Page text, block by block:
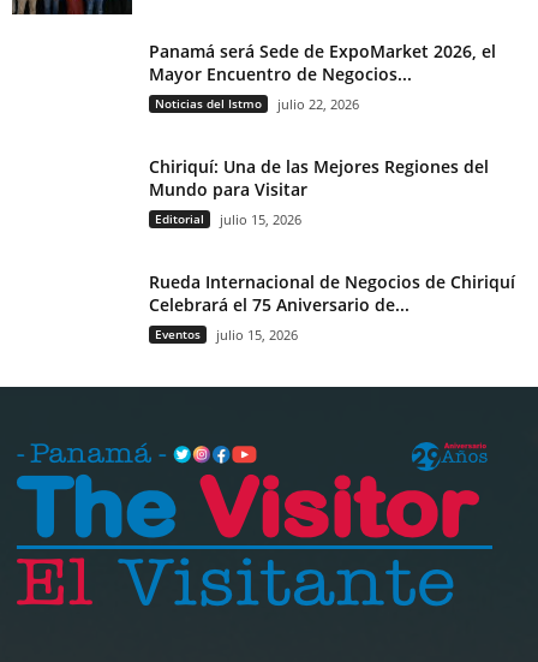
Panamá será Sede de ExpoMarket 2026, el
Mayor Encuentro de Negocios...
Noticias del Istmo julio 22, 2026
Chiriquí: Una de las Mejores Regiones del
Mundo para Visitar
Editorial julio 15, 2026
Rueda Internacional de Negocios de Chiriquí
Celebrará el 75 Aniversario de...
Eventos julio 15, 2026